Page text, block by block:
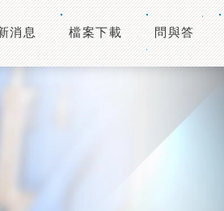
消息 檔案下載 問與答